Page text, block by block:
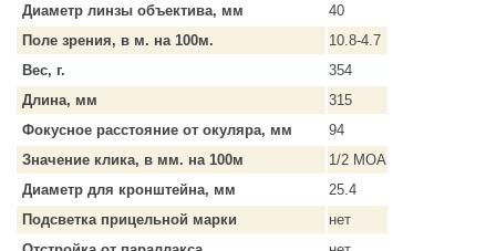
Диаметр линзы объектива, мм
40
Поле зрения, в м. на 100м.
10.8-4.7
Вес, г.
354
Длина, мм
315
Фокусное расстояние от окуляра, мм
94
Значение клика, в мм. на 100м
1/2 MOA
Диаметр для кронштейна, мм
25.4
Подсветка прицельной марки
нет